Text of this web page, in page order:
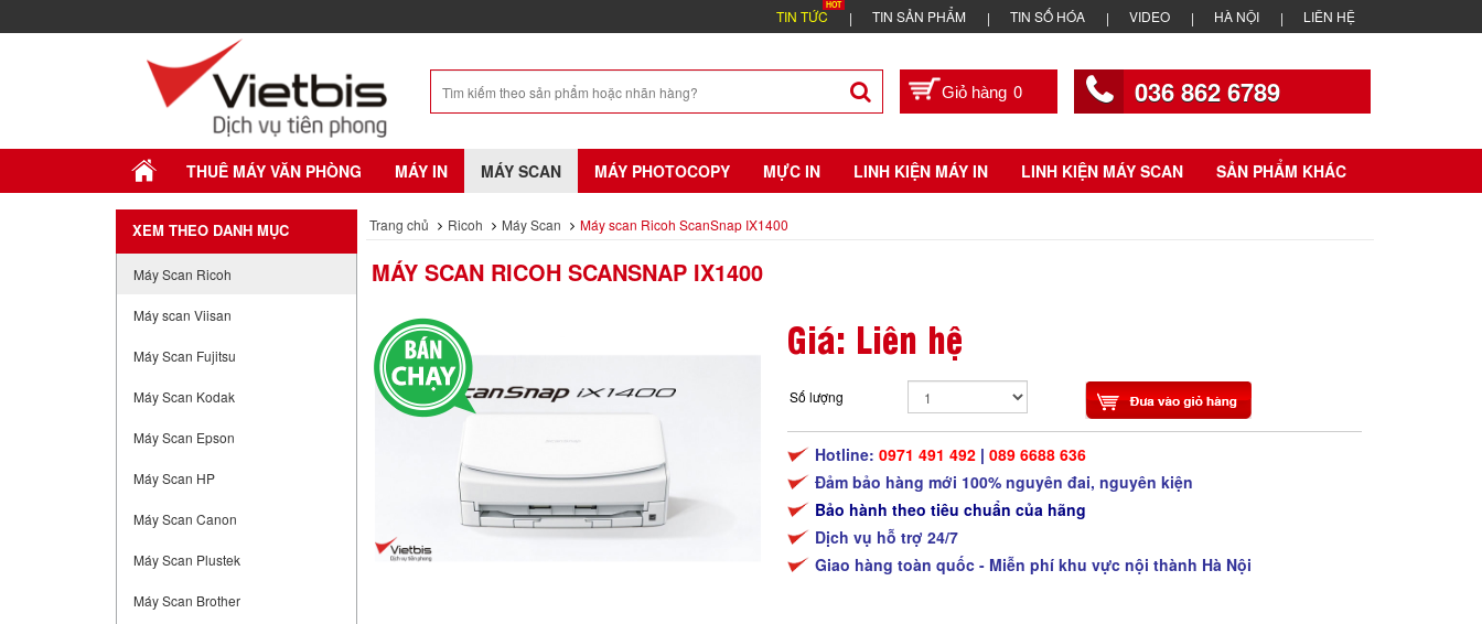
TIN TỨC TIN SẢN PHẨM TIN SỐ HÓA VIDEO HÀ NỘI LIÊN HỆ
0 036 862 6789
THUÊ MÁY VĂN PHÒNG MÁY IN MÁY SCAN MÁY PHOTOCOPY MỰC IN LINH KIỆN MÁY IN LINH KIỆN MÁY SCAN SẢN PHẨM KHÁC
XEM THEO DANH MỤC
Máy Scan Ricoh
Máy scan Viisan
Máy Scan Fujitsu
Máy Scan Kodak
Máy Scan Epson
Máy Scan HP
Máy Scan Canon
Máy Scan Plustek
Máy Scan Brother
Trang chủ Ricoh Máy Scan Máy scan Ricoh ScanSnap IX1400
MÁY SCAN RICOH SCANSNAP IX1400
Giá: Liên hệ
Số lượng
Hotline:0971 491 492 |089 6688 636
Đảm bảo hàng mới 100% nguyên đai, nguyên kiện
Bảo hành theo tiêu chuẩn của hãng
Dịch vụ hỗ trợ 24/7
Giao hàng toàn quốc - Miễn phí khu vực nội thành Hà Nội